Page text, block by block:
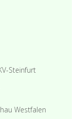
Steinfurt
Westfalen